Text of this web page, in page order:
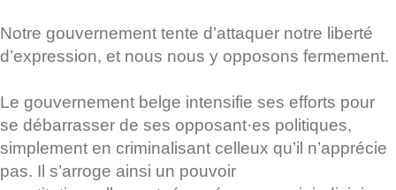
Notre gouvernement tente d’attaquer notre liberté
d’expression, et nous nous y opposons fermement.
Le gouvernement belge intensifie ses efforts pour
se débarrasser de ses opposant·es politiques,
simplement en criminalisant celleux qu’il n’apprécie
pas. Il s’arroge ainsi un pouvoir